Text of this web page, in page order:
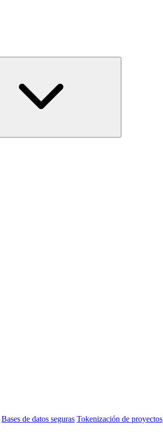
Bases de datos seguras Tokenización de proyectos